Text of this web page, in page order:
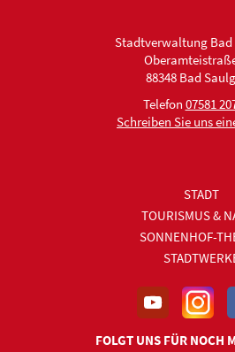
Stadtverwaltung Bad
88348 Bad
Telefon 07581
Schreiben Sie uns
STADT
TOURISMUS &
SONNENHOF-
FOLGT UNS FÜR NOCH